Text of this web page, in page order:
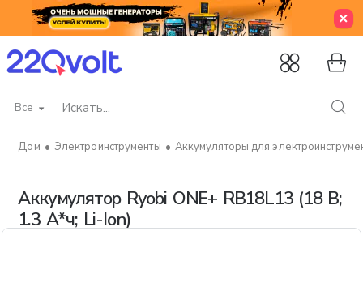
Все
Искать...
Аккумулятор Ryobi ONE+ RB18L13 (18 В;
1.3 А*ч; Li-Ion)
Электроинструменты Аккумуляторы для